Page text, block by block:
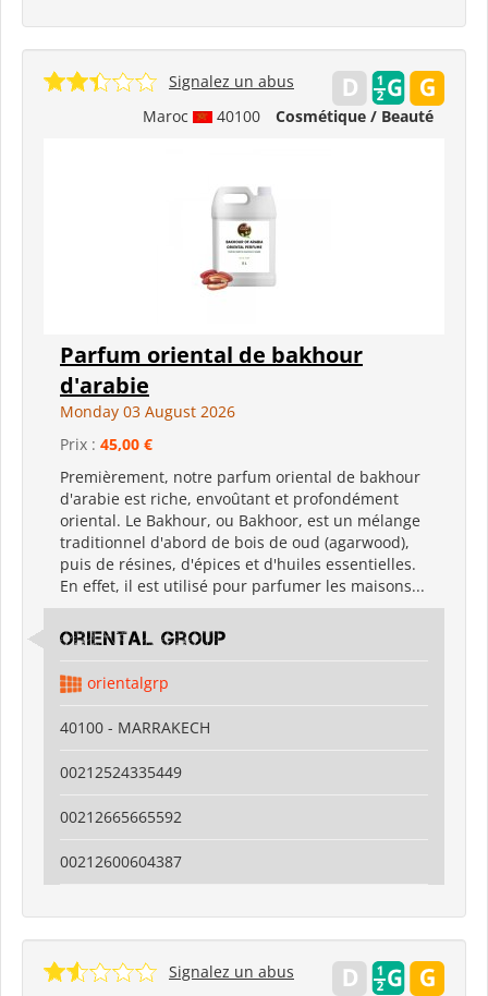
Maroc 40100 Cosmétique / Beauté
Signalez un abus
Parfum oriental de bakhour
d'arabie
Monday 03 August 2026
Prix : 45,00 €
Premièrement, notre parfum oriental de bakhour
d'arabie est riche, envoûtant et profondément
oriental. Le Bakhour, ou Bakhoor, est un mélange
traditionnel d'abord de bois de oud (agarwood),
puis de résines, d'épices et d'huiles essentielles.
En effet, il est utilisé pour parfumer les maisons...
Oriental Group
orientalgrp
40100 - MARRAKECH
00212524335449
00212665665592
00212600604387
Signalez un abus